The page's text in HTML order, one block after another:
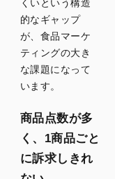
くいという構造
的なギャップ
が、食品マーケ
ティングの大き
な課題になって
います。
商品点数が多
く、1商品ごと
に訴求しきれ